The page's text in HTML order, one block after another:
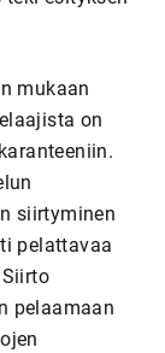
mukaan
on
siirtyminen
pelattavaa
pelaamaan